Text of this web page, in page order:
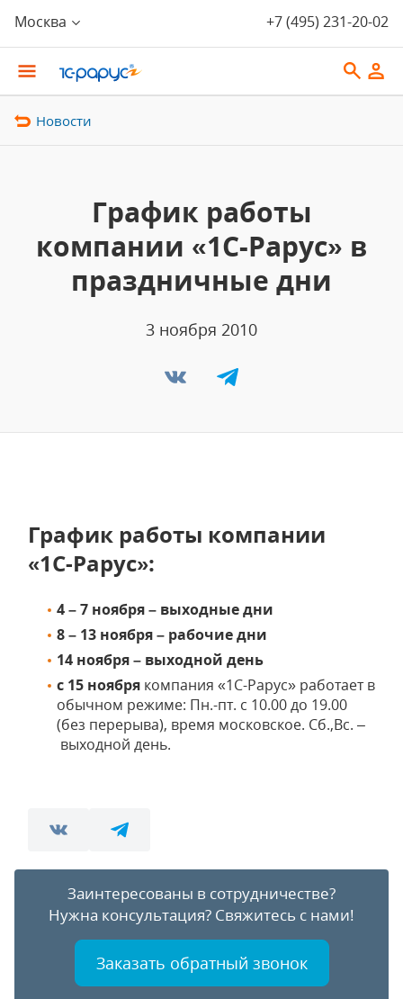
Москва +7 (495) 231-20-02
Новости
График работы
компании «1С-Рарус» в
праздничные дни
3 ноября 2010
График работы компании
«1С-Рарус»:
4 – 7 ноября – выходные дни
8 – 13 ноября – рабочие дни
14 ноября – выходной день
с 15 ноября компания «1С-Рарус» работает в
обычном режиме: Пн.-пт. с 10.00 до 19.00
(без перерыва), время московское. Сб.,Вс. –
выходной день.
Заинтересованы в сотрудничестве?
Нужна консультация? Свяжитесь с нами!
Заказать обратный звонок